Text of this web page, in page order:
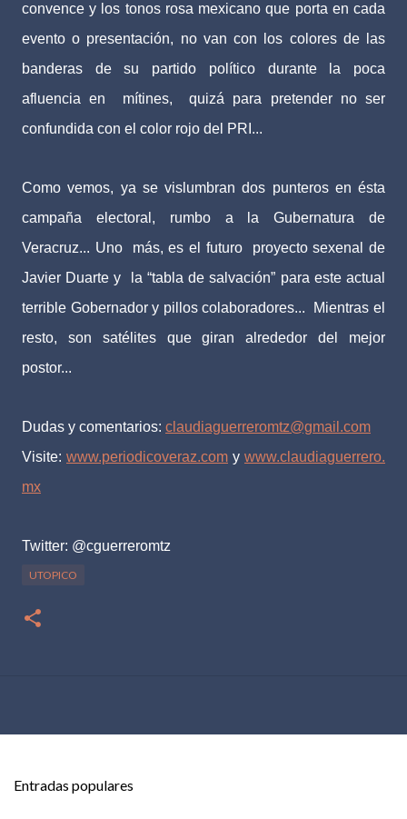
convence y los tonos rosa mexicano que porta en cada
evento o presentación, no van con los colores de las
banderas de su partido político durante la poca
afluencia en mítines, quizá para pretender no ser
confundida con el color rojo del PRI...
Como vemos, ya se vislumbran dos punteros en ésta
campaña electoral, rumbo a la Gubernatura de
Veracruz... Uno más, es el futuro proyecto sexenal de
Javier Duarte y la “tabla de salvación” para este actual
terrible Gobernador y pillos colaboradores... Mientras el
resto, son satélites que giran alrededor del mejor
postor...
Dudas y comentarios: claudiaguerreromtz@gmail.com
Visite: www.periodicoveraz.com y www.claudiaguerrero.
mx
Twitter: @cguerreromtz
UTOPICO
Entradas populares